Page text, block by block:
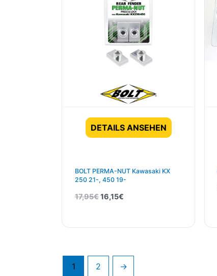
DETAILS ANSEHEN
BOLT PERMA-NUT Kawasaki KX
250 21-, 450 19-
17,95€16,15€
1 2 →